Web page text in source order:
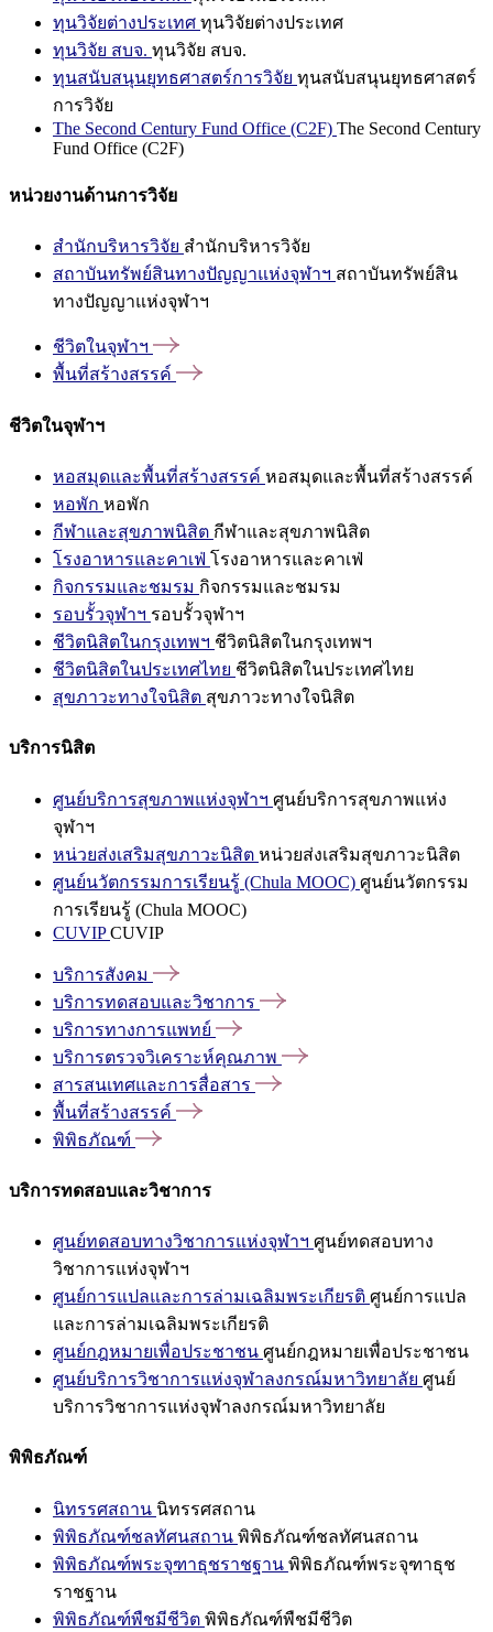
ทุนวิจัยต่างประเทศ ทุนวิจัยต่างประเทศ
ทุนวิจัย สบจ. ทุนวิจัย สบจ.
ทุนสนับสนุนยุทธศาสตร์การวิจัย ทุนสนับสนุนยุทธศาสตร์
การวิจัย
The Second Century Fund Office (C2F) The Second Century
Fund Office (C2F)
หน่วยงานด้านการวิจัย
สำนักบริหารวิจัย สำนักบริหารวิจัย
สถาบันทรัพย์สินทางปัญญาแห่งจุฬาฯ สถาบันทรัพย์สิน
ทางปัญญาแห่งจุฬาฯ
ชีวิตในจุฬาฯ
พื้นที่สร้างสรรค์
ชีวิตในจุฬาฯ
หอสมุดและพื้นที่สร้างสรรค์ หอสมุดและพื้นที่สร้างสรรค์
หอพัก หอพัก
กีฬาและสุขภาพนิสิต กีฬาและสุขภาพนิสิต
โรงอาหารและคาเฟ่ โรงอาหารและคาเฟ่
กิจกรรมและชมรม กิจกรรมและชมรม
รอบรั้วจุฬาฯ รอบรั้วจุฬาฯ
ชีวิตนิสิตในกรุงเทพฯ ชีวิตนิสิตในกรุงเทพฯ
ชีวิตนิสิตในประเทศไทย ชีวิตนิสิตในประเทศไทย
สุขภาวะทางใจนิสิต สุขภาวะทางใจนิสิต
บริการนิสิต
ศูนย์บริการสุขภาพแห่งจุฬาฯ ศูนย์บริการสุขภาพแห่ง
จุฬาฯ
หน่วยส่งเสริมสุขภาวะนิสิต หน่วยส่งเสริมสุขภาวะนิสิต
ศูนย์นวัตกรรมการเรียนรู้ (Chula MOOC) ศูนย์นวัตกรรม
การเรียนรู้ (Chula MOOC)
CUVIPCUVIP
บริการสังคม
บริการทดสอบและวิชาการ
บริการทางการแพทย์
บริการตรวจวิเคราะห์คุณภาพ
สารสนเทศและการสื่อสาร
พื้นที่สร้างสรรค์
พิพิธภัณฑ์
บริการทดสอบและวิชาการ
ศูนย์ทดสอบทางวิชาการแห่งจุฬาฯ ศูนย์ทดสอบทาง
วิชาการแห่งจุฬาฯ
ศูนย์การแปลและการล่ามเฉลิมพระเกียรติ ศูนย์การแปล
และการล่ามเฉลิมพระเกียรติ
ศูนย์กฎหมายเพื่อประชาชน ศูนย์กฎหมายเพื่อประชาชน
ศูนย์บริการวิชาการแห่งจุฬาลงกรณ์มหาวิทยาลัย ศูนย์
บริการวิชาการแห่งจุฬาลงกรณ์มหาวิทยาลัย
พิพิธภัณฑ์
นิทรรศสถาน นิทรรศสถาน
พิพิธภัณฑ์ชลทัศนสถาน พิพิธภัณฑ์ชลทัศนสถาน
พิพิธภัณฑ์พระจุฑาธุชราชฐาน พิพิธภัณฑ์พระจุฑาธุช
ราชฐาน
พิพิธภัณฑ์พืชมีชีวิต พิพิธภัณฑ์พืชมีชีวิต